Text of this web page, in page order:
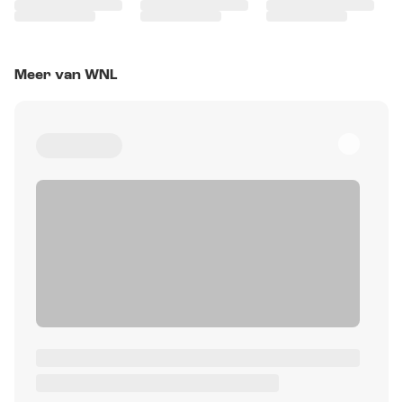
Meer van WNL